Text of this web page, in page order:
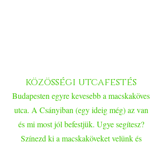
közösségi utcafestés
Budapesten egyre kevesebb a macskaköves
utca. A Csányiban (egy ideig még) az van
és mi most jól befestjük. Ugye segítesz?
Színezd ki a macskaköveket velünk és